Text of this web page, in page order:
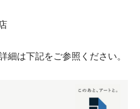
細は下記をご参照ください。